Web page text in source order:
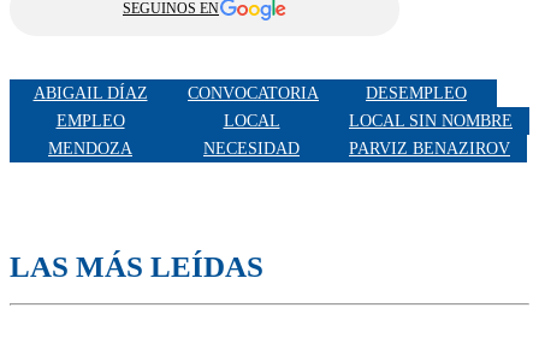
SEGUINOS EN
ABIGAIL DÍAZ CONVOCATORIA
DESEMPLEO
EMPLEO
LOCAL
LOCAL SIN NOMBRE
MENDOZA
NECESIDAD PARVIZ BENAZIROV
LAS MÁS LEÍDAS